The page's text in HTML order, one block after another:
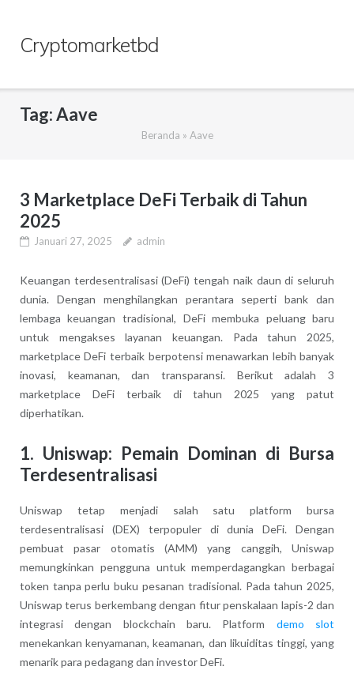
contentCryptomarketbd
Tag:Aave
Beranda » Aave
3 Marketplace DeFi Terbaik di Tahun
2025
Januari 27, 2025 admin
Keuangan terdesentralisasi (DeFi) tengah naik daun di seluruh
dunia. Dengan menghilangkan perantara seperti bank dan
lembaga keuangan tradisional, DeFi membuka peluang baru
untuk mengakses layanan keuangan. Pada tahun 2025,
marketplace DeFi terbaik berpotensi menawarkan lebih banyak
inovasi, keamanan, dan transparansi. Berikut adalah 3
marketplace DeFi terbaik di tahun 2025 yang patut
diperhatikan.
1. Uniswap: Pemain Dominan di Bursa
Terdesentralisasi
Uniswap tetap menjadi salah satu platform bursa
terdesentralisasi (DEX) terpopuler di dunia DeFi. Dengan
pembuat pasar otomatis (AMM) yang canggih, Uniswap
memungkinkan pengguna untuk memperdagangkan berbagai
token tanpa perlu buku pesanan tradisional. Pada tahun 2025,
Uniswap terus berkembang dengan fitur penskalaan lapis-2 dan
integrasi dengan blockchain baru. Platform demo slot
menekankan kenyamanan, keamanan, dan likuiditas tinggi, yang
menarik para pedagang dan investor DeFi.